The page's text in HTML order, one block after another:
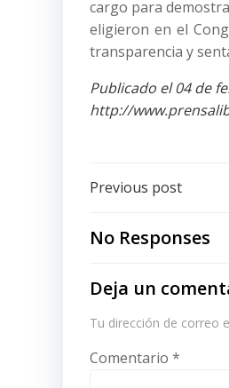
cargo para
eligieron en el
transparencia y
Publicado el 04 de
http://
Post
Previous post
No Responses
Deja un
Tu dirección de correo
Comentario *